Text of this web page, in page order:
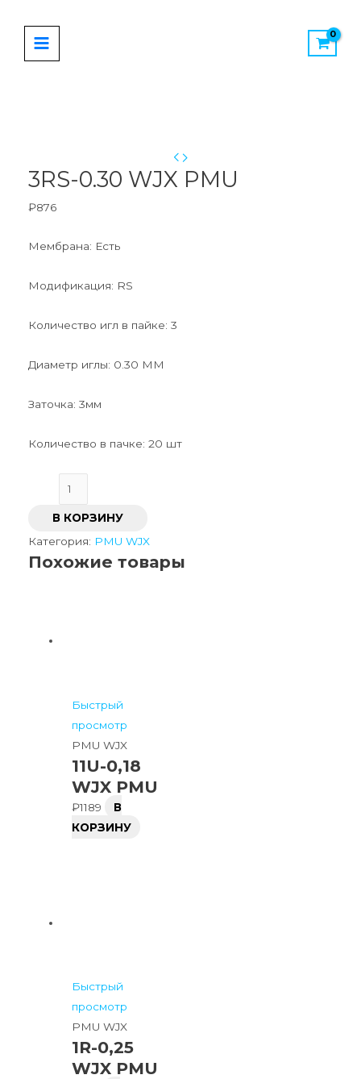
содержимому
MENU
3RS-0.30 WJX PMU
₽876
Мембрана: Есть
Модификация: RS
Количество игл в пайке: 3
Диаметр иглы: 0.30 MM
Заточка: 3мм
Количество в пачке: 20 шт
WJX
В КОРЗИНУ
Категория: PMU WJX
Похожие товары
Быстрый
просмотр
PMU WJX
11U-0,18
WJX PMU
₽1189
В
КОРЗИНУ
Быстрый
просмотр
PMU WJX
1R-0,25
WJX PMU